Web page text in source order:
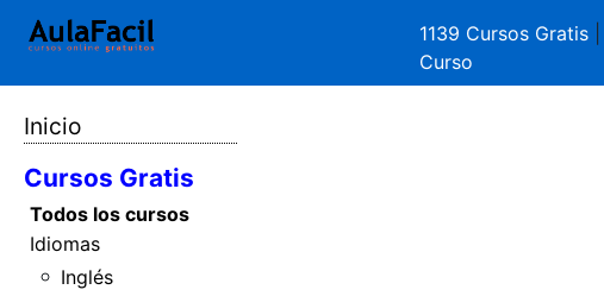
1139 Cursos Gratis
Curso
Inicio
Cursos Gratis
Todos los cursos
Idiomas
Inglés